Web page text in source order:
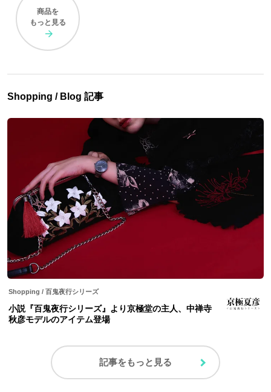
商品を
もっと見る
Shopping / Blog 記事
Shopping / 百鬼夜行シリーズ
小説『百鬼夜行シリーズ』より京極堂の主人、中禅寺
秋彦モデルのアイテム登場
記事をもっと見る